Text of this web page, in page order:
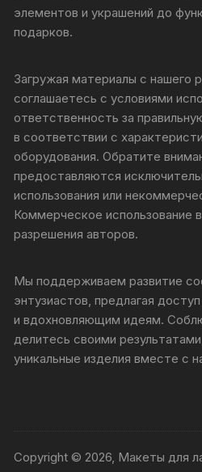
элементов и украшений до
подарков.
Загружая материалы с нашего
соглашаетесь с условиями
ответственность за
в соответствии с
оборудования. Обратите
предоставляются
использования или
Коммерческое использование
разрешения авторов.
Мы поддерживаем развитие
энтузиастов, предлагая
и вдохновляющим идеям.
делитесь своими
уникальные изделия вместе с
Copyright © 2026, Макеты для